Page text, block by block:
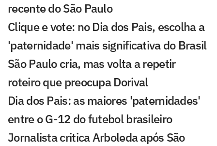
recente do São Paulo
Clique e vote: no Dia dos Pais, escolha a
'paternidade' mais significativa do Brasil
São Paulo cria, mas volta a repetir
roteiro que preocupa Dorival
Dia dos Pais: as maiores 'paternidades'
entre o G-12 do futebol brasileiro
Jornalista critica Arboleda após São